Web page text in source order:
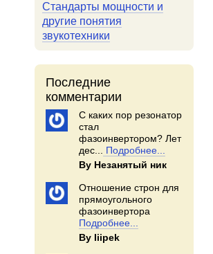
Стандарты мощности и
другие понятия
звукотехники
Последние
комментарии
С каких пор резонатор
стал
фазоинвертором? Лет
дес...
Подробнее...
By Незанятый ник
Отношение строн для
прямоугольного
фазоинвертора
Подробнее...
By Iiipek